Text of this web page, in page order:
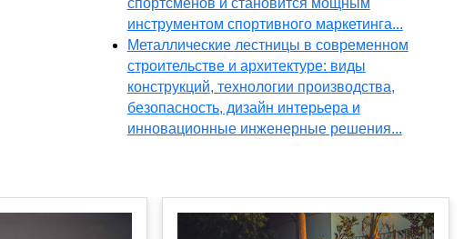
спортсменов и становится мощным
инструментом спортивного маркетинга...
Металлические лестницы в современном
строительстве и архитектуре: виды
конструкций, технологии производства,
безопасность, дизайн интерьера и
инновационные инженерные решения...